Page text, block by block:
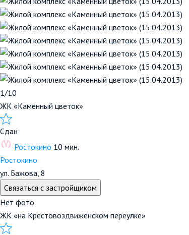
1/10
ЖК «Каменный цветок»
Сдан
Ростокино 10 мин.
Ростокино
ул. Бажова, 8
Связаться с застройщиком
Нет фото
ЖК «на Крестовоздвиженском переулке»